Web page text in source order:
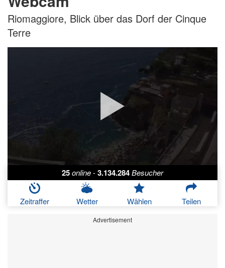
Riomaggiore, Blick über das Dorf der Cinque
Terre
25online-3.134.284Besucher
Zeitraffer Wetter Wählen Teilen
Advertisement